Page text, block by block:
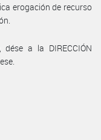
erogación de recurso
dése a la DIRECCIÓN